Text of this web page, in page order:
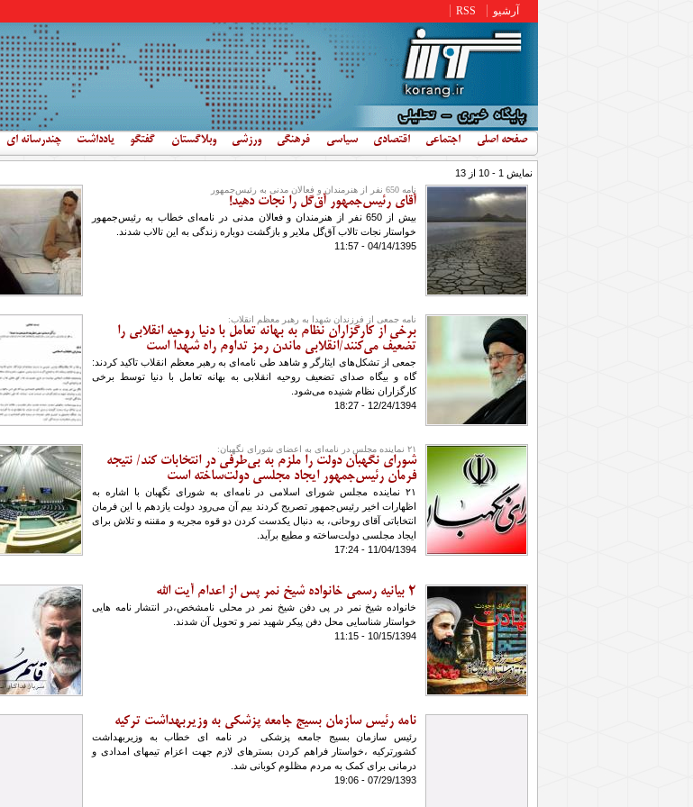
آرشیو RSS
صفحه اصلی اجتماعی اقتصادی سیاسی فرهنگی ورزشی وبلاگستان گفتگو یادداشت چندرسانه ای
نمایش 1 - 10 از 13
نامه 650 نفر از هنرمندان و فعالان مدنی به رئیس‌جمهور
آقای رئیس‌جمهور آق‌گل را نجات دهید!
بیش از 650 نفر از هنرمندان و فعالان مدنی در نامه‌ای خطاب به رئیس‌جمهور
خواستار نجات تالاب آق‌گل ملایر و بازگشت دوباره زندگی به این تالاب شدند.
04/14/1395 - 11:57
نامه جمعی از فرزندان شهدا به رهبر معظم انقلاب:
برخی از کارگزاران نظام به بهانه تعامل با دنیا روحیه انقلابی را
تضعیف می‌کنند/انقلابی ماندن رمز تداوم راه شهدا است
جمعی از تشکل‌های ایثارگر و شاهد طی نامه‌ای به رهبر معظم انقلاب تاکید کردند:
گاه و بیگاه صدای تضعیف روحیه انقلابی به بهانه تعامل با دنیا توسط برخی
کارگزاران نظام شنیده می‌شود.
12/24/1394 - 18:27
۲۱ نماینده مجلس در نامه‌ای به اعضای شورای نگهبان:
شورای نگهبان دولت را ملزم به بی‌طرفی در انتخابات کند/ نتیجه
فرمان رئیس‌جمهور ایجاد مجلسی دولت‌ساخته است
۲۱ نماینده مجلس شورای اسلامی در نامه‌ای به شورای نگهبان با اشاره به
اظهارات اخیر رئیس‌جمهور تصریح کردند بیم آن می‌رود دولت یازدهم با این فرمان
انتخاباتی آقای روحانی، به دنبال یکدست کردن دو قوه مجریه و مقننه و تلاش برای
ایجاد مجلسی دولت‌ساخته و مطیع برآید.
11/04/1394 - 17:24
2 بیانیه رسمی خانواده شیخ نمر پس از اعدام آیت الله
خانواده شیخ نمر در پی دفن شیخ نمر در محلی نامشخص،در انتشار نامه هایی
خواستار شناسایی محل دفن پیکر شهید نمر و تحویل آن شدند.
10/15/1394 - 11:15
نامه رئیس سازمان بسیج جامعه پزشکی به وزیربهداشت ترکیه
رئیس سازمان بسیج جامعه پزشکی ‏ در نامه ای خطاب به وزیربهداشت
کشورترکیه ‏،خواستار فراهم کردن بسترهای لازم جهت اعزام تیمهای امدادی و
درمانی برای کمک به مردم مظلوم کوبانی شد.
07/29/1393 - 19:06